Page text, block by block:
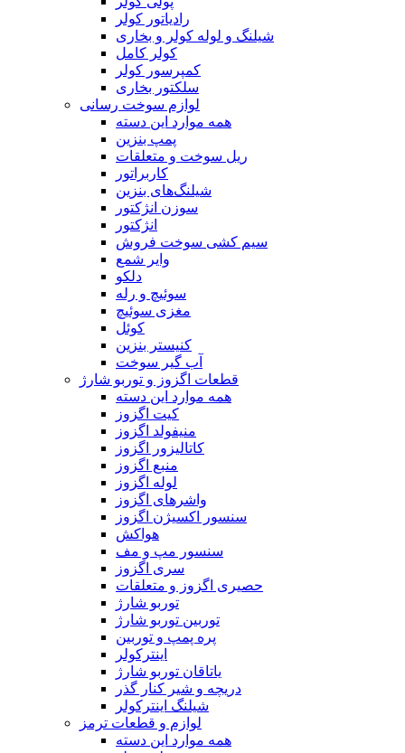
رادیاتور کولر
شیلنگ‌ و لوله کولر و بخاری
کولر کامل
کمپرسور کولر
سلکتور بخاری
لوازم سوخت رسانی
همه موارد این دسته
پمپ بنزین
ریل سوخت و متعلقات
کاربراتور
شیلنگ‌های بنزین
سوزن انژکتور
انژکتور
سیم کشی سوخت فروش
وایر شمع
دلکو
سوئیچ و رله
مغزی سوئیچ
کوئل
کنیستر بنزین
آب گیر سوخت
قطعات اگزوز و توربو شارژ
همه موارد این دسته
کیت اگزوز
منیفولد اگزوز
کاتالیزور اگزوز
منبع اگزوز
لوله اگزوز
واشر‌های اگزوز
سنسور اکسیژن اگزوز
هواکش
سنسور مپ و مف
سری اگزوز
حصیری اگزوز و متعلقات
توربو شارژ
توربین توربو شارژ
پره پمپ و توربین
اینترکولر
یاتاقان توربو شارژ
دریچه و شیر کنار گذر
شیلنگ اینترکولر
لوازم و قطعات ترمز
همه موارد این دسته